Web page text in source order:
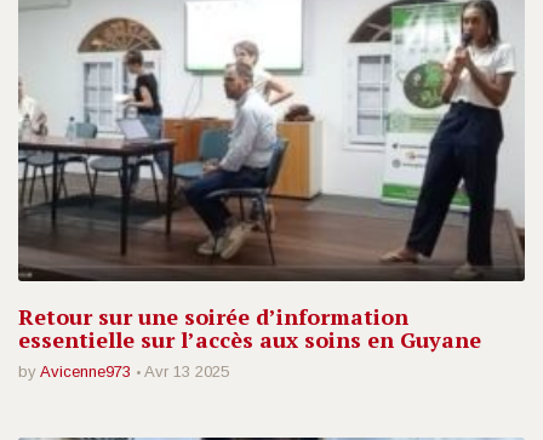
Retour sur une soirée d’information
essentielle sur l’accès aux soins en Guyane
by Avicenne973 Avr 13 2025